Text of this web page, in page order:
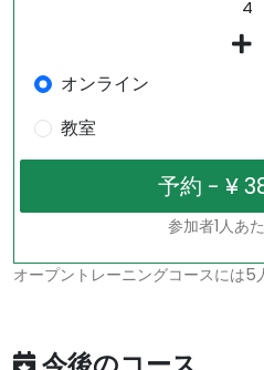
オンライン
教室
参加者1人あ
オープントレーニングコースには5